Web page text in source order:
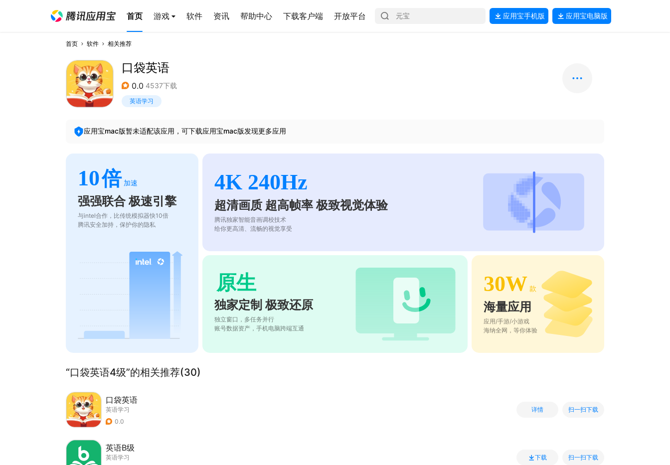
首页 游戏 软件 资讯 帮助中心 下载客户端 开放平台 应用宝手机版 应用宝电脑版
首页 软件 相关推荐
口袋英语
0.0 4537下载
英语学习
应用宝mac版暂未适配该应用，可下载应用宝mac版发现更多应用
10倍 加速
强强联合 极速引擎
与intel合作，比传统模拟器快10倍
腾讯安全加持，保护你的隐私
4K 240Hz
超清画质 超高帧率 极致视觉体验
腾讯独家智能音画调校技术
给你更高清、流畅的视觉享受
原生
独家定制 极致还原
独立窗口，多任务并行
账号数据资产，手机电脑跨端互通
30W 款
海量应用
应用/手游/小游戏
海纳全网，等你体验
“口袋英语4级”的相关推荐(30)
口袋英语
英语学习
0.0
详情 扫一扫下载
英语B级
英语学习
下载 扫一扫下载